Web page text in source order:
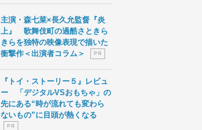
主演・森七菜×長久允監督『炎
上』 歌舞伎町の過酷さときら
きらを独特の映像表現で描いた
衝撃作＜出演者コラム＞
P R
『トイ・ストーリー５』レビュ
ー 「デジタルVSおもちゃ」の
先にある“時が流れても変わら
ないもの”に目頭が熱くなる
P R